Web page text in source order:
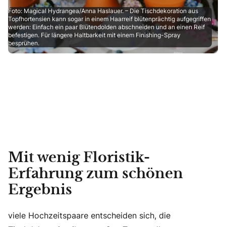
Foto: Magical Hydrangea/Anna Haslauer. – Die Tischdekoration aus
Topfhortensien kann sogar in einem Haarreif blütenprächtig aufgegriffen
werden: Einfach ein paar Blütendolden abschneiden und an einen Reif
befestigen. Für längere Haltbarkeit mit einem Finishing-Spray
besprühen.
Mit wenig Floristik-
Erfahrung zum schönen
Ergebnis
viele Hochzeitspaare entscheiden sich, die